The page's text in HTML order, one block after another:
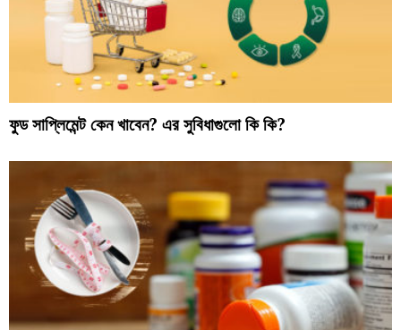
ফুড সাপ্লিমেন্ট কেন খাবেন? এর সুবিধাগুলো কি কি?